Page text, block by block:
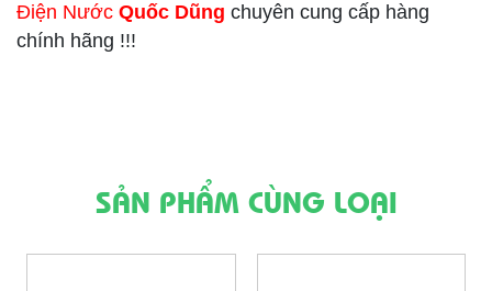
Điện Nước Quốc Dũng chuyên cung cấp hàng
chính hãng !!!
SẢN PHẨM CÙNG LOẠI